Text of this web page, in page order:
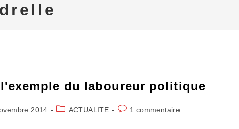
du laboureur politique
2014
PostACTUALITE
Commentaires
1 commentaire